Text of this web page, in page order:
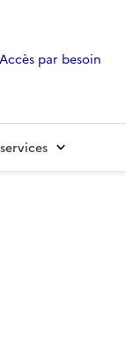
Accès par besoin